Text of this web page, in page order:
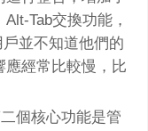
Tab交換功能，
並不知道他們的
應經常比較慢，比
個核心功能是管